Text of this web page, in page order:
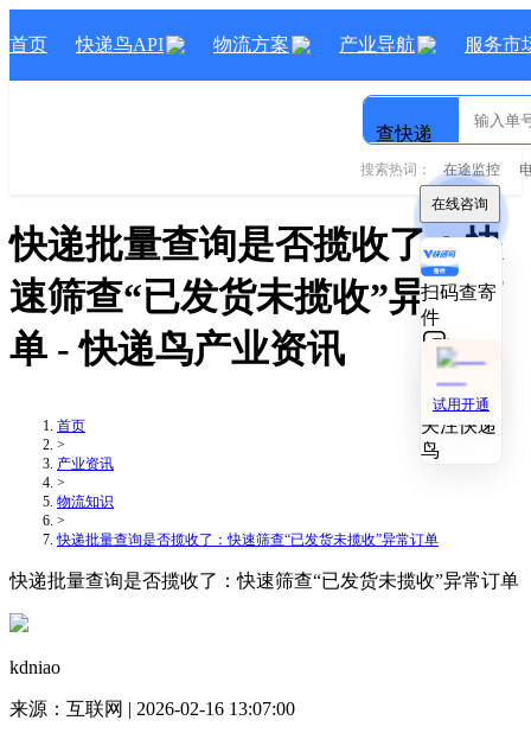
在线咨询
扫码查寄
件
技术对接
关注快递
鸟
试用开通
首页 快递鸟API 物流方案 产业导航 服务市
查快递
搜索热词： 在途监控
快递批量查询是否揽收了：快
速筛查“已发货未揽收”异常订
单 - 快递鸟产业资讯
首页
>
产业资讯
>
物流知识
>
快递批量查询是否揽收了：快速筛查“已发货未揽收”异常订单
快递批量查询是否揽收了：快速筛查“已发货未揽收”异常订单
kdniao
来源： 互联网 | 2026-02-16 13:07:00
在线咨询
扫码查寄
件
技术对接
关注快递
鸟
试用开通